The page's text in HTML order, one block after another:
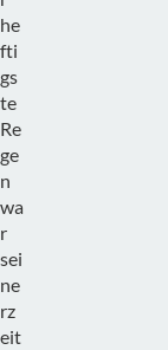
he
fti
gs
te
Re
ge
n
wa
r
sei
ne
rz
eit